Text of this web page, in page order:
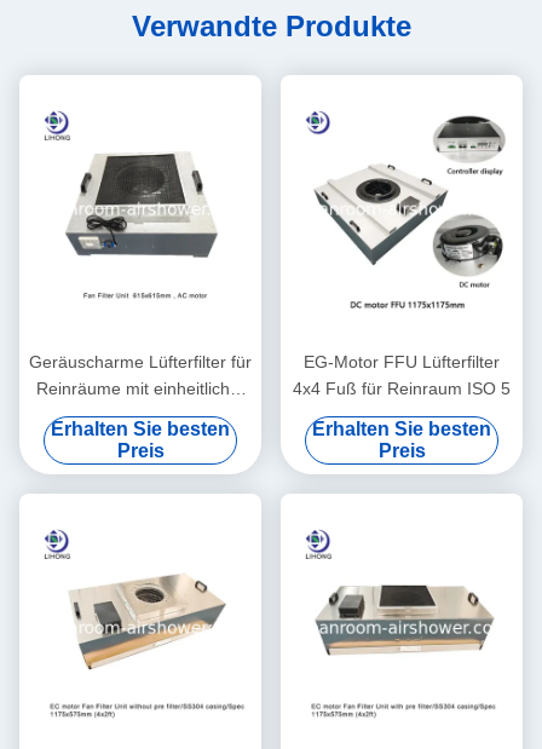
Verwandte Produkte
Geräuscharme Lüfterfilter für
Reinräume mit einheitlicher
Geschwindigkeit und
Computersteuerung
Erhalten Sie besten
Preis
EG-Motor FFU Lüfterfilter
4x4 Fuß für Reinraum ISO 5
Erhalten Sie besten
Preis